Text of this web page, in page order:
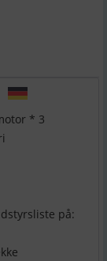
* 3
på: